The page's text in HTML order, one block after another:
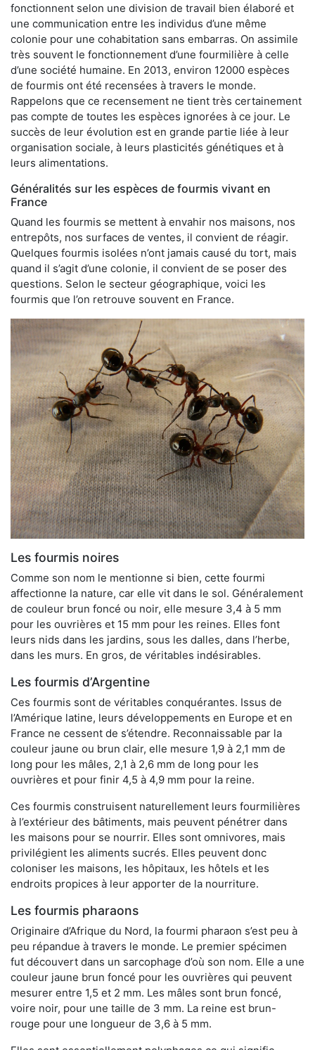
fonctionnent selon une division de travail bien élaboré et
une communication entre les individus d’une même
colonie pour une cohabitation sans embarras. On assimile
très souvent le fonctionnement d’une fourmilière à celle
d’une société humaine. En 2013, environ 12000 espèces
de fourmis ont été recensées à travers le monde.
Rappelons que ce recensement ne tient très certainement
pas compte de toutes les espèces ignorées à ce jour. Le
succès de leur évolution est en grande partie liée à leur
organisation sociale, à leurs plasticités génétiques et à
leurs alimentations.
Généralités sur les espèces de fourmis vivant en
France
Quand les fourmis se mettent à envahir nos maisons, nos
entrepôts, nos surfaces de ventes, il convient de réagir.
Quelques fourmis isolées n’ont jamais causé du tort, mais
quand il s’agit d’une colonie, il convient de se poser des
questions. Selon le secteur géographique, voici les
fourmis que l’on retrouve souvent en France.
Les fourmis noires
Comme son nom le mentionne si bien, cette fourmi
affectionne la nature, car elle vit dans le sol. Généralement
de couleur brun foncé ou noir, elle mesure 3,4 à 5 mm
pour les ouvrières et 15 mm pour les reines. Elles font
leurs nids dans les jardins, sous les dalles, dans l’herbe,
dans les murs. En gros, de véritables indésirables.
Les fourmis d’Argentine
Ces fourmis sont de véritables conquérantes. Issus de
l’Amérique latine, leurs développements en Europe et en
France ne cessent de s’étendre. Reconnaissable par la
couleur jaune ou brun clair, elle mesure 1,9 à 2,1 mm de
long pour les mâles, 2,1 à 2,6 mm de long pour les
ouvrières et pour finir 4,5 à 4,9 mm pour la reine.
Ces fourmis construisent naturellement leurs fourmilières
à l’extérieur des bâtiments, mais peuvent pénétrer dans
les maisons pour se nourrir. Elles sont omnivores, mais
privilégient les aliments sucrés. Elles peuvent donc
coloniser les maisons, les hôpitaux, les hôtels et les
endroits propices à leur apporter de la nourriture.
Les fourmis pharaons
Originaire d’Afrique du Nord, la fourmi pharaon s’est peu à
peu répandue à travers le monde. Le premier spécimen
fut découvert dans un sarcophage d’où son nom. Elle a une
couleur jaune brun foncé pour les ouvrières qui peuvent
mesurer entre 1,5 et 2 mm. Les mâles sont brun foncé,
voire noir, pour une taille de 3 mm. La reine est brun-
rouge pour une longueur de 3,6 à 5 mm.